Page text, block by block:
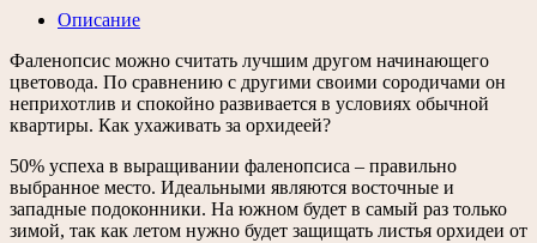
Описание
Фаленопсис можно считать лучшим другом начинающего
цветовода. По сравнению с другими своими сородичами он
неприхотлив и спокойно развивается в условиях обычной
квартиры. Как ухаживать за орхидеей?
50% успеха в выращивании фаленопсиса – правильно
выбранное место. Идеальными являются восточные и
западные подоконники. На южном будет в самый раз только
зимой, так как летом нужно будет защищать листья орхидеи от